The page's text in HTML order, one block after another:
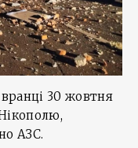
30 жовтня
АЗС.